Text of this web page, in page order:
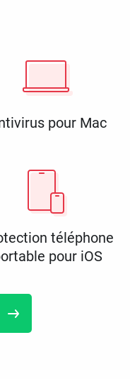
pour Mac
téléphone
pour iOS